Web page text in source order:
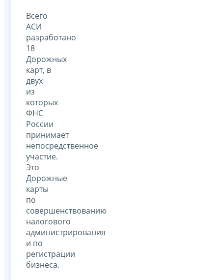
Всего
АСИ
разработано
18
Дорожных
карт, в
двух
из
которых
ФНС
России
принимает
непосредственное
участие.
Это
Дорожные
карты
по
совершенствованию
налогового
администрирования
и по
регистрации
бизнеса.